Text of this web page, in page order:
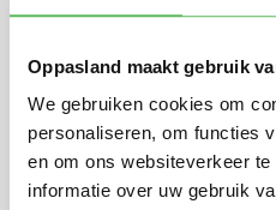
Oppasland maakt gebruik
We gebruiken cookies om
personaliseren, om functies
en om ons websiteverkeer
informatie over uw gebruik
Stuur mij nieuwe
e-mail